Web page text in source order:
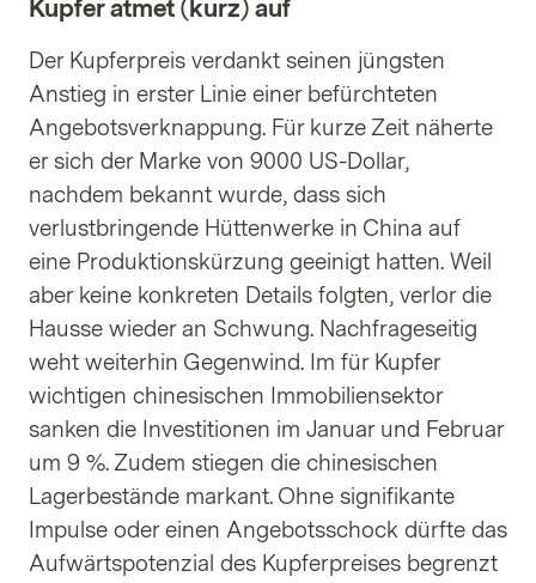
Kupfer atmet (kurz) auf
Der Kupferpreis verdankt seinen jüngsten
Anstieg in erster Linie einer befürchteten
Angebotsverknappung. Für kurze Zeit näherte
er sich der Marke von 9000 US-Dollar,
nachdem bekannt wurde, dass sich
verlustbringende Hüttenwerke in China auf
eine Produktionskürzung geeinigt hatten. Weil
aber keine konkreten Details folgten, verlor die
Hausse wieder an Schwung. Nachfrageseitig
weht weiterhin Gegenwind. Im für Kupfer
wichtigen chinesischen Immobiliensektor
sanken die Investitionen im Januar und Februar
um 9 %. Zudem stiegen die chinesischen
Lagerbestände markant. Ohne signifikante
Impulse oder einen Angebotsschock dürfte das
Aufwärtspotenzial des Kupferpreises begrenzt